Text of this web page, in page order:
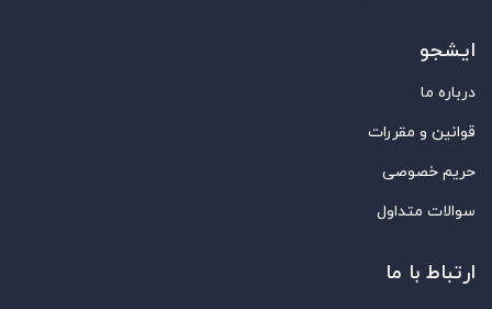
ایشجو
درباره ما
قوانین و مقررات
حریم خصوصی
سوالات متداول
ارتباط با ما